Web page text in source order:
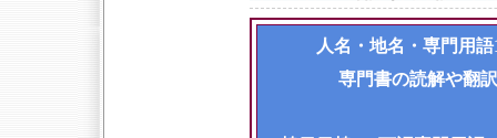
人名・地名・専門用
専門書の読解や翻